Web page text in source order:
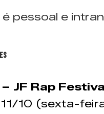
pessoal e
– JF Rap
10 (sexta-